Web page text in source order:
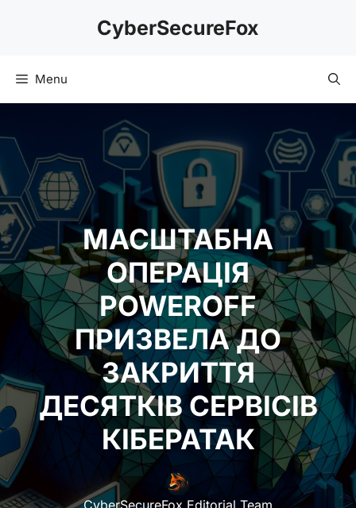
CyberSecureFox
Menu
МАСШТАБНА
ОПЕРАЦІЯ
POWEROFF
ПРИЗВЕЛА ДО
ЗАКРИТТЯ
ДЕСЯТКІВ СЕРВІСІВ
КІБЕРАТАК
CyberSecureFox Editorial Team